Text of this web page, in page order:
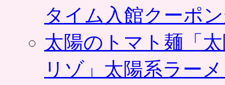
タイム入館クーポ
太陽のトマト麺「
リゾ」太陽系ラー